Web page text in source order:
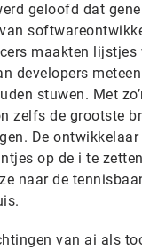
geloofd dat
maakten lijstjes
developers
stuwen. Met
zelfs de grootste
De
op de i te
naar de
van ai als